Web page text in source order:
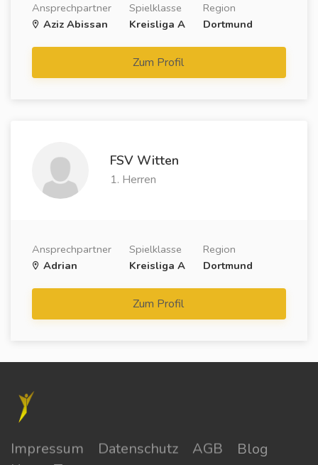
Ansprechpartner
Aziz Abissan
Spielklasse
Kreisliga A
Region
Dortmund
Zum Profil
FSV Witten
1. Herren
Ansprechpartner
Adrian
Spielklasse
Kreisliga A
Region
Dortmund
Zum Profil
Impressum Datenschutz AGB
Blog